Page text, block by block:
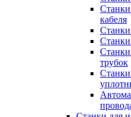
кабеля
Станки
Станки
трубок